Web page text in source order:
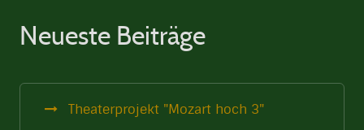
Neueste Beiträge
Theaterprojekt "Mozart hoch 3"